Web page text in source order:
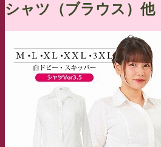
シャツ（ブラウス）他